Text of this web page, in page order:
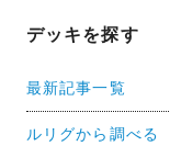
デッキを探す
最新記事一覧
ルリグから調べる